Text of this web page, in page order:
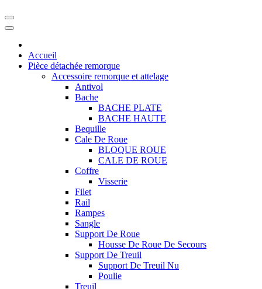
Accueil
Pièce détachée remorque
Accessoire remorque et attelage
Antivol
Bache
BACHE PLATE
BACHE HAUTE
Bequille
Cale De Roue
BLOQUE ROUE
CALE DE ROUE
Coffre
Visserie
Filet
Rail
Rampes
Sangle
Support De Roue
Housse De Roue De Secours
Support De Treuil
Support De Treuil Nu
Poulie
Treuil